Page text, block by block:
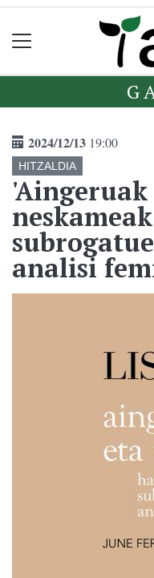
2024/12/13 19:00
HITZALDIA
'Aingeruak
analisi